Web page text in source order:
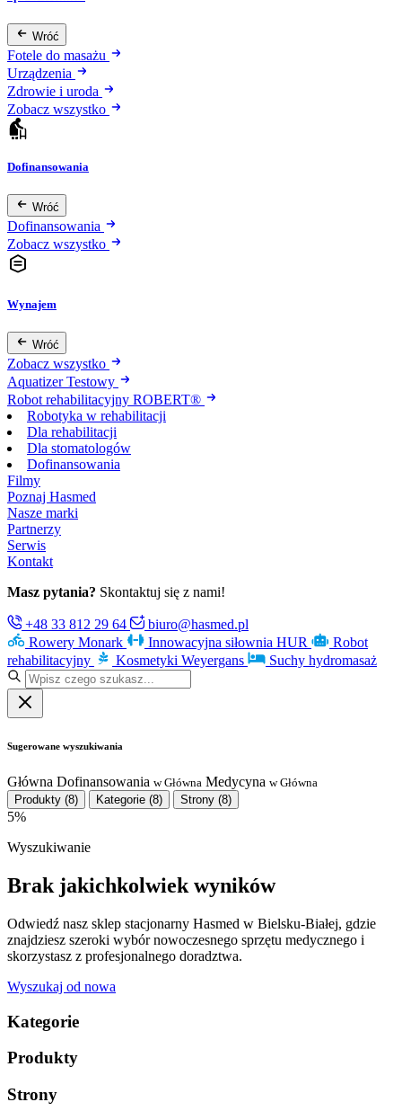
Wróć
Fotele do masażu
Urządzenia
Zdrowie i uroda
Zobacz wszystko
Dofinansowania
Wróć
Dofinansowania
Zobacz wszystko
Wynajem
Wróć
Zobacz wszystko
Aquatizer Testowy
Robot rehabilitacyjny ROBERT®
Robotyka w rehabilitacji
Dla rehabilitacji
Dla stomatologów
Dofinansowania
Filmy
Poznaj Hasmed
Nasze marki
Partnerzy
Serwis
Kontakt
Masz pytania? Skontaktuj się z nami!
+48 33 812 29 64
biuro@hasmed.pl
Rowery Monark
Innowacyjna siłownia HUR
Robot
rehabilitacyjny
Kosmetyki Weyergans Suchy hydromasaż
Sugerowane wyszukiwania
Główna Dofinansowania w Główna Medycyna w Główna
Produkty (8) Kategorie (8) Strony (8)
5%
Wyszukiwanie
Brak jakichkolwiek wyników
Odwiedź nasz sklep stacjonarny Hasmed w Bielsku-Białej, gdzie
znajdziesz szeroki wybór nowoczesnego sprzętu medycznego i
skorzystasz z profesjonalnego doradztwa.
Wyszukaj od nowa
Kategorie
Produkty
Strony